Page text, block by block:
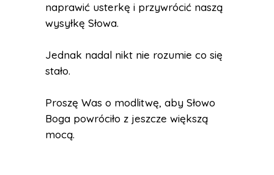
naprawić usterkę i przywrócić naszą
wysyłkę Słowa.
Jednak nadal nikt nie rozumie co się
stało.
Proszę Was o modlitwę, aby Słowo
Boga powróciło z jeszcze większą
mocą.